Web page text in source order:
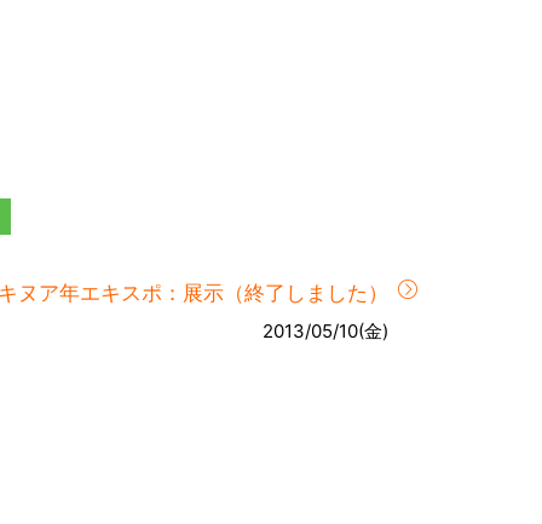
ヌア年エキスポ：展示（終了しました）
2013/05/10(金)